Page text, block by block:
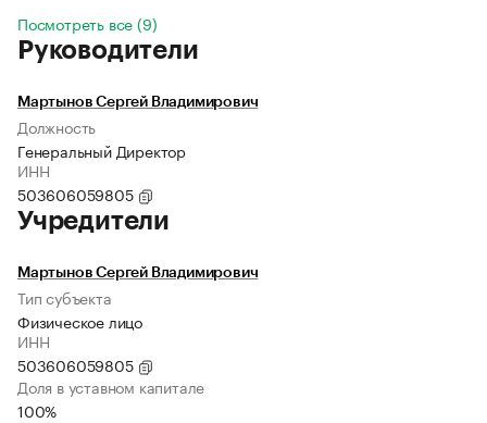
Посмотреть все (9)
Руководители
Мартынов Сергей Владимирович
Должность
Генеральный Директор
ИНН
503606059805
Учредители
Мартынов Сергей Владимирович
Тип субъекта
Физическое лицо
ИНН
503606059805
Доля в уставном капитале
100%